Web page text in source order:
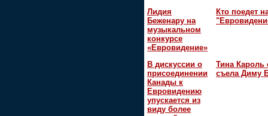
Лидия
Беженару на
музыкальном
конкурсе
«Евровидение»
Кто поедет
В дискуссии о
присоединении
Канады к
Евровидению
упускается из
виду более
Тина Кароль
съела Диму